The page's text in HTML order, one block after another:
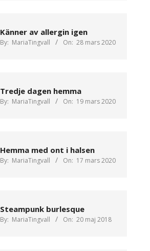
Känner av allergin igen
By: MariaTingvall On: 28 mars 2020
Tredje dagen hemma
By: MariaTingvall On: 19 mars 2020
Hemma med ont i halsen
By: MariaTingvall On: 17 mars 2020
Steampunk burlesque
By: MariaTingvall On: 20 maj 2018